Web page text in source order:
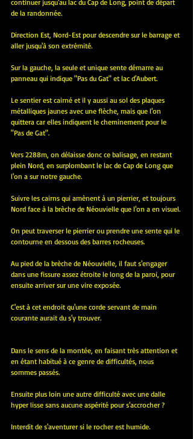
continuer jusqu'au lac du Cap de Long, point de départ
de la randonnée.
Direction Est, Nord-Est pour descendre sur le barrage et
aller jusqu'à son extrémité.
Sur la gauche, la seule et unique sente démarre au
panneau qui indique "Pas du Gat" et lac d'Aubert.
Le sentier est cairné et il y aussi au sol des plaques
métalliques jaunes avec une flèche, mais que l'on
quittera car elles indiquent le cheminement pour le
"Pas de Gat".
Vers 2288m, on délaisse donc ce balisage, en restant
plein Nord, en surplombant le lac de Cap de Long que
l'on a sur notre gauche.
Suivre les cairns qui amènent à un pierrier, et toujours
Nord face à la brèche de Néouvielle que l'on a en visuel.
On peut traverser le pierrier ou prendre une sente qui le
contourne en dessous des barres rocheuses.
Au pied de la brèche de Néouvielle, il faut s'engager
dans une fissure assez étroite le long de la paroi, pour
ensuite arriver sur une vire exposée.
C'est à cet endroit qu'une corde servant de main
courante aurait du s'y trouver.
Dans le sens de la montée, en faisant très attention et
en étant habitué à ce genre de difficultés, nous
sommes passés.
Ensuite plus loin une autre difficulté avec une dalle
hyper lisse sans aucune aspérité pour s'accrocher ?
Interdit de s'aventurer si le rocher est humide.